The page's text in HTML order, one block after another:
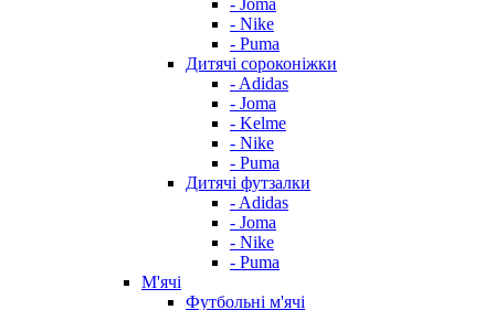
- Nike
- Puma
Дитячі сороконіжки
- Adidas
- Joma
- Kelme
- Nike
- Puma
Дитячі футзалки
- Adidas
- Joma
- Nike
- Puma
М'ячі
Футбольні м'ячі